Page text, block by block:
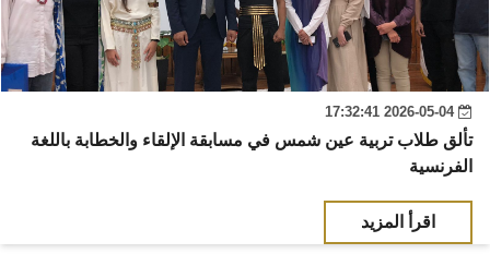
2026-05-04 17:32:41
تألق طلاب تربية عين شمس في مسابقة الإلقاء والخطابة باللغة
الفرنسية
اقرأ المزيد